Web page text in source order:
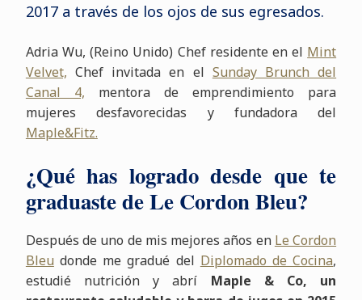
2017 a través de los ojos de sus egresados.
Adria Wu, (Reino Unido) Chef residente en el Mint
Velvet, Chef invitada en el Sunday Brunch del
Canal 4, mentora de emprendimiento para
mujeres desfavorecidas y fundadora del
Maple&Fitz.
¿Qué has logrado desde que te
graduaste de Le Cordon Bleu?
Después de uno de mis mejores años en Le Cordon
Bleu donde me gradué del Diplomado de Cocina,
estudié nutrición y abrí Maple & Co, un